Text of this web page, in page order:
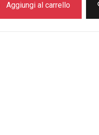
Aggiungi al carrello